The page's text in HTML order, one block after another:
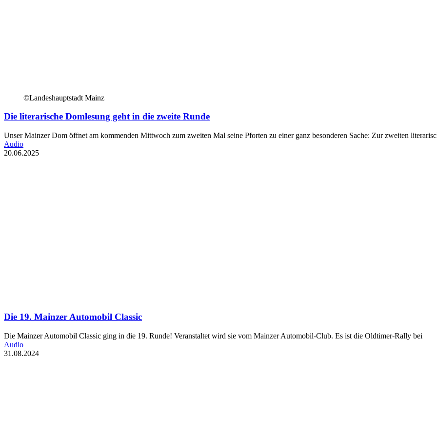
©Landeshauptstadt Mainz
Die literarische Domlesung geht in die zweite Runde
Unser Mainzer Dom öffnet am kommenden Mittwoch zum zweiten Mal seine Pforten zu einer ganz besonderen Sache: Zur zweiten
Audio
20.06.2025
Die 19. Mainzer Automobil Classic
Die Mainzer Automobil Classic ging in die 19. Runde! Veranstaltet wird sie vom Mainzer Automobil-Club. Es ist die Oldtimer-Rally bei
Audio
31.08.2024